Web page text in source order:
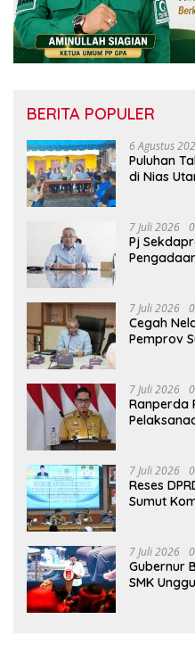
BERITA POPULER
6 Agustus
Puluhan
di Nias
7 Juli 2026
Pj
7 Juli 2026
Cegah
Pemprov
7 Juli 2026
Ranperda
7 Juli 2026
Reses
Sumut
7 Juli 2026
Gubernur
SMK